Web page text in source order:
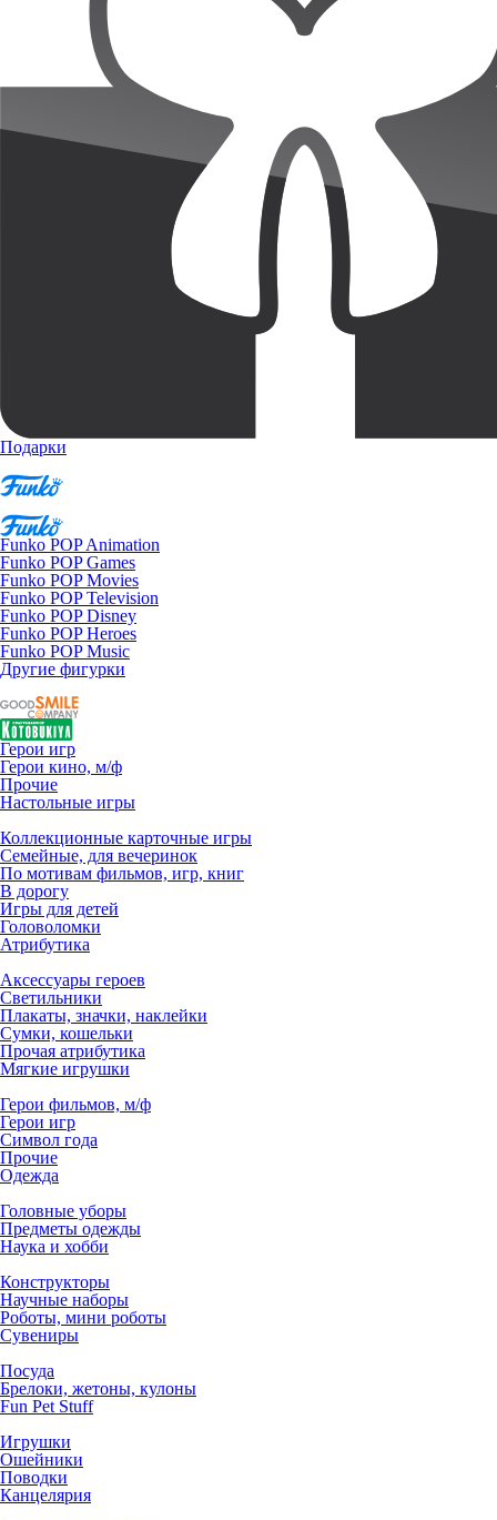
Подарки
Funko POP Animation
Funko POP Games
Funko POP Movies
Funko POP Television
Funko POP Disney
Funko POP Heroes
Funko POP Music
Другие фигурки
Герои игр
Герои кино, м/ф
Прочие
Настольные игры
Коллекционные карточные игры
Семейные, для вечеринок
По мотивам фильмов, игр, книг
В дорогу
Игры для детей
Головоломки
Атрибутика
Аксессуары героев
Светильники
Плакаты, значки, наклейки
Сумки, кошельки
Прочая атрибутика
Мягкие игрушки
Герои фильмов, м/ф
Герои игр
Символ года
Прочие
Одежда
Головные уборы
Предметы одежды
Наука и хобби
Конструкторы
Научные наборы
Роботы, мини роботы
Сувениры
Посуда
Брелоки, жетоны, кулоны
Fun Pet Stuff
Игрушки
Ошейники
Поводки
Канцелярия